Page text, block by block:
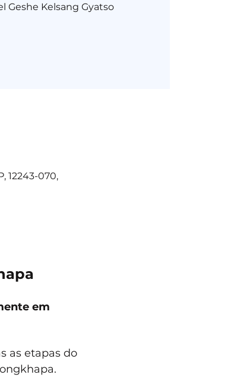
Geshe Kelsang Gyatso
12243-070,
em
as etapas do